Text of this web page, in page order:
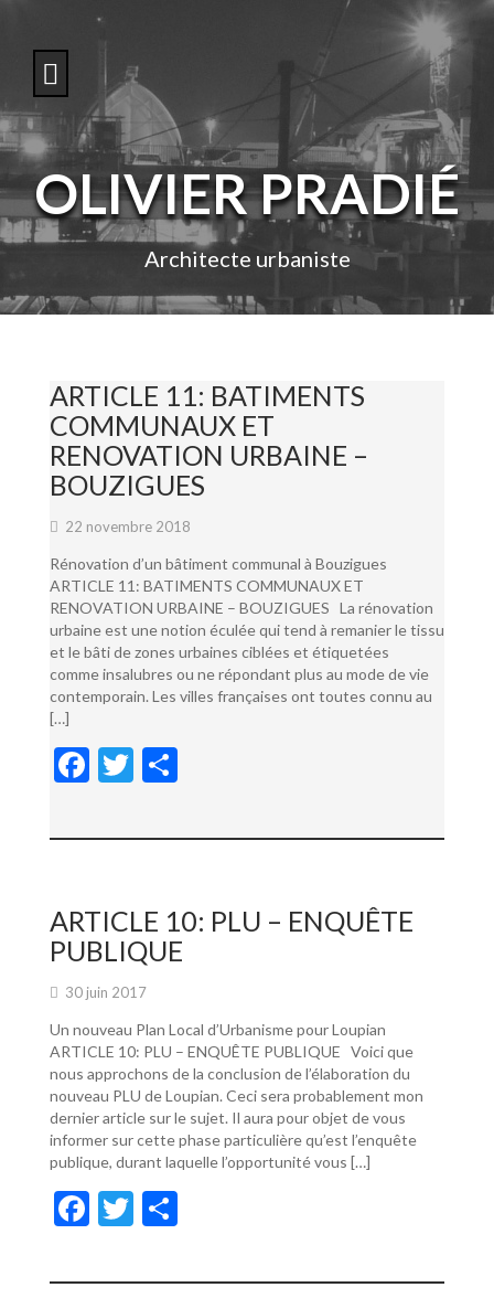
o
c
n
e
OLIVIER PRADIÉ
Architecte urbaniste
ARTICLE 11: BATIMENTS
COMMUNAUX ET
RENOVATION URBAINE –
BOUZIGUES
22 novembre 2018
Rénovation d’un bâtiment communal à Bouzigues
ARTICLE 11: BATIMENTS COMMUNAUX ET
RENOVATION URBAINE – BOUZIGUES La rénovation
urbaine est une notion éculée qui tend à remanier le tissu
et le bâti de zones urbaines ciblées et étiquetées
comme insalubres ou ne répondant plus au mode de vie
contemporain. Les villes françaises ont toutes connu au
[…]
F
e
o
o
k
T
itt ta
er
ARTICLE 10: PLU – ENQUÊTE
PUBLIQUE
30 juin 2017
Un nouveau Plan Local d’Urbanisme pour Loupian
ARTICLE 10: PLU – ENQUÊTE PUBLIQUE Voici que
nous approchons de la conclusion de l’élaboration du
nouveau PLU de Loupian. Ceci sera probablement mon
dernier article sur le sujet. Il aura pour objet de vous
informer sur cette phase particulière qu’est l’enquête
publique, durant laquelle l’opportunité vous […]
F
e
T
itt ta